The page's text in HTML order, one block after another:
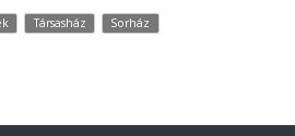
Társasház Sorház